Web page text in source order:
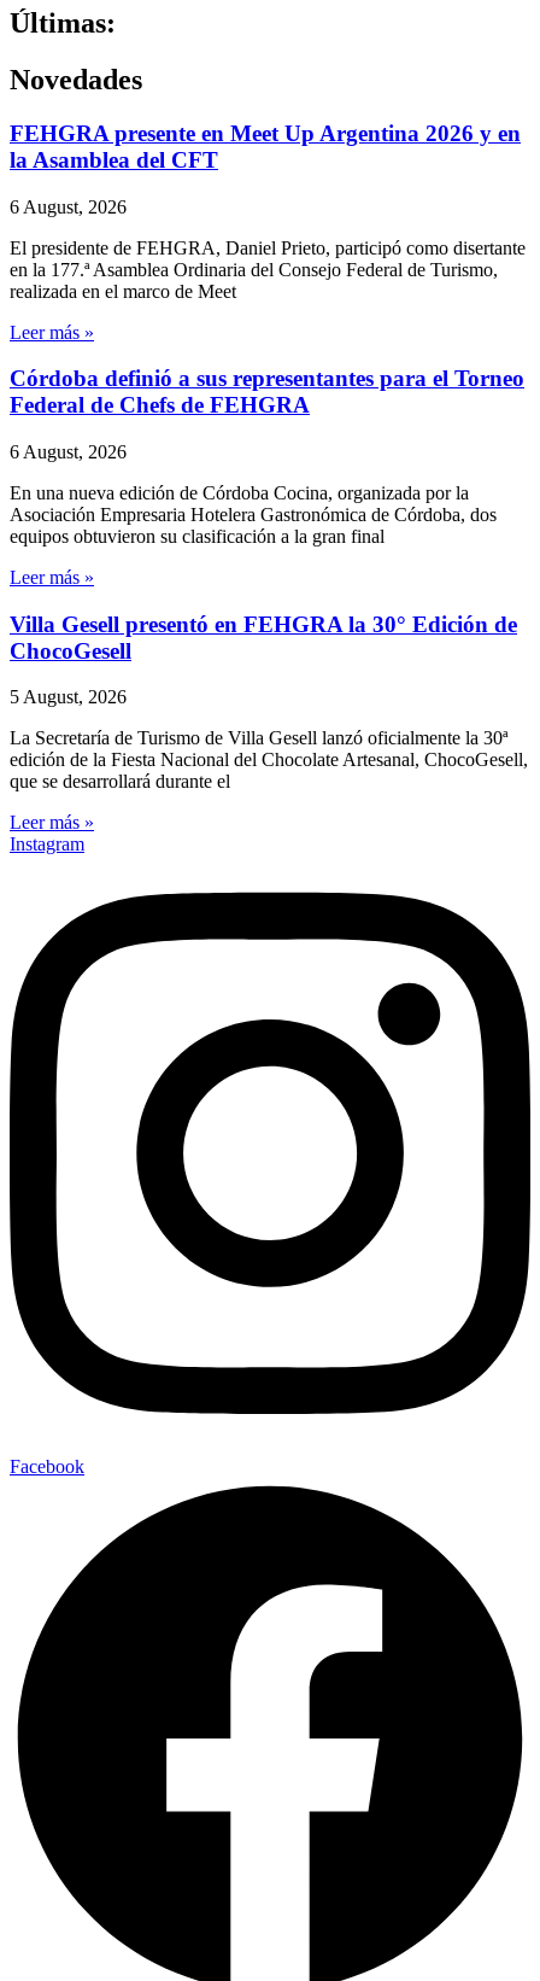
Últimas:
Novedades
FEHGRA presente en Meet Up Argentina 2026 y en
la Asamblea del CFT
6 August, 2026
El presidente de FEHGRA, Daniel Prieto, participó como disertante
en la 177.ª Asamblea Ordinaria del Consejo Federal de Turismo,
realizada en el marco de Meet
Leer más »
Córdoba definió a sus representantes para el Torneo
Federal de Chefs de FEHGRA
6 August, 2026
En una nueva edición de Córdoba Cocina, organizada por la
Asociación Empresaria Hotelera Gastronómica de Córdoba, dos
equipos obtuvieron su clasificación a la gran final
Leer más »
Villa Gesell presentó en FEHGRA la 30° Edición de
ChocoGesell
5 August, 2026
La Secretaría de Turismo de Villa Gesell lanzó oficialmente la 30ª
edición de la Fiesta Nacional del Chocolate Artesanal, ChocoGesell,
que se desarrollará durante el
Leer más »
Instagram
Facebook